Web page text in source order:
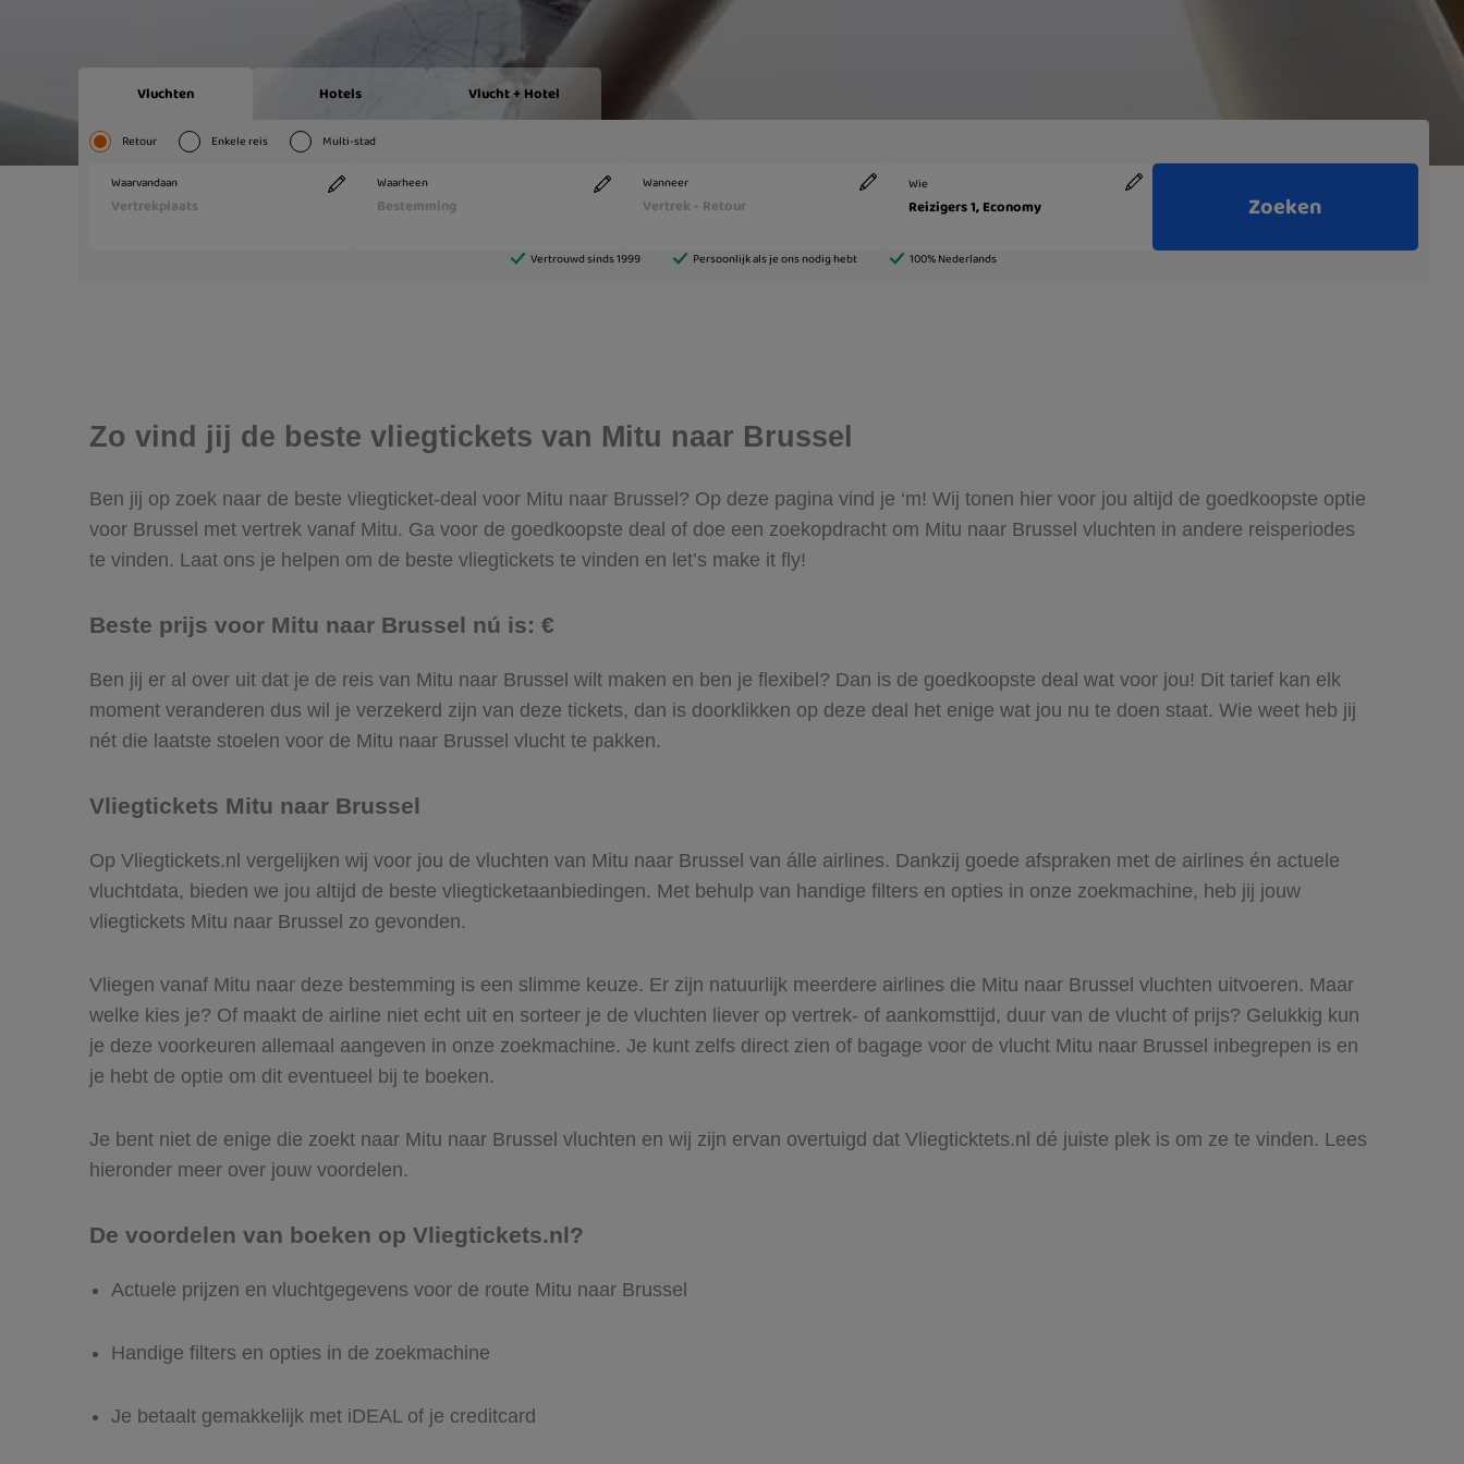
Zo vind jij de beste vliegtickets van Mitu naar Brussel
Ben jij op zoek naar de beste vliegticket-deal voor Mitu naar Brussel? Op deze pagina vind je ‘m! Wij tonen hier voor jou altijd de goedkoopste optie
voor Brussel met vertrek vanaf Mitu. Ga voor de goedkoopste deal of doe een zoekopdracht om Mitu naar Brussel vluchten in andere reisperiodes
te vinden. Laat ons je helpen om de beste vliegtickets te vinden en let’s make it fly!
Beste prijs voor Mitu naar Brussel nú is: €
Ben jij er al over uit dat je de reis van Mitu naar Brussel wilt maken en ben je flexibel? Dan is de goedkoopste deal wat voor jou! Dit tarief kan elk
moment veranderen dus wil je verzekerd zijn van deze tickets, dan is doorklikken op deze deal het enige wat jou nu te doen staat. Wie weet heb jij
nét die laatste stoelen voor de Mitu naar Brussel vlucht te pakken.
Vliegtickets Mitu naar Brussel
Op Vliegtickets.nl vergelijken wij voor jou de vluchten van Mitu naar Brussel van álle airlines. Dankzij goede afspraken met de airlines én actuele
vluchtdata, bieden we jou altijd de beste vliegticketaanbiedingen. Met behulp van handige filters en opties in onze zoekmachine, heb jij jouw
vliegtickets Mitu naar Brussel zo gevonden.
Vliegen vanaf Mitu naar deze bestemming is een slimme keuze. Er zijn natuurlijk meerdere airlines die Mitu naar Brussel vluchten uitvoeren. Maar
welke kies je? Of maakt de airline niet echt uit en sorteer je de vluchten liever op vertrek- of aankomsttijd, duur van de vlucht of prijs? Gelukkig kun
je deze voorkeuren allemaal aangeven in onze zoekmachine. Je kunt zelfs direct zien of bagage voor de vlucht Mitu naar Brussel inbegrepen is en
je hebt de optie om dit eventueel bij te boeken.
Je bent niet de enige die zoekt naar Mitu naar Brussel vluchten en wij zijn ervan overtuigd dat Vliegticktets.nl dé juiste plek is om ze te vinden. Lees
hieronder meer over jouw voordelen.
De voordelen van boeken op Vliegtickets.nl?
Actuele prijzen en vluchtgegevens voor de route Mitu naar Brussel
Handige filters en opties in de zoekmachine
Je betaalt gemakkelijk met iDEAL of je creditcard